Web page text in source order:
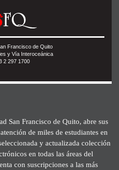
Francisco de Quito
y Vía Interoceánica
2 297 1700
San Francisco de Quito, abre sus
de miles de estudiantes en
y actualizada colección
en todas las áreas del
con suscripciones a las más